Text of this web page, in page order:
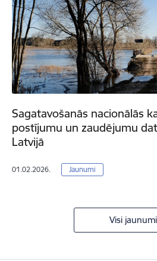
Sagatavošanās nacionālās
postījumu un zaudējumu
Latvijā
01.02.2026. Jaunumi
Visi jaunumi